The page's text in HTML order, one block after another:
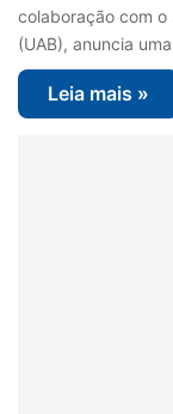
colaboração com o
(UAB), anuncia
Leia mais »